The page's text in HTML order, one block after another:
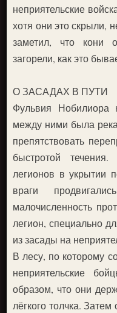
неприятельские
хотя они это скрыли,
заметил, что кони
загорели, как это
О ЗАСАДАХ В ПУТИ
Фульвия Нобилиора
между ними была
препятствовать
быстротой
легионов в укрытии
враги
малочисленность
легион, специально
из засады на
В лесу, по которому
неприятельские
образом, что они
лёгкого толчка.